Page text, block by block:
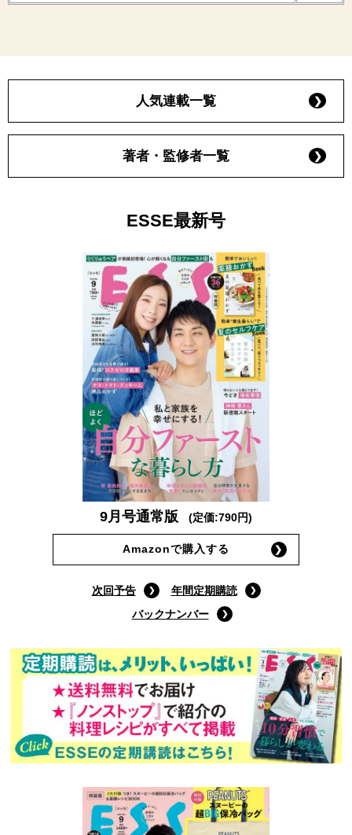
人気連載一覧
著者・監修者一覧
ESSE最新号
9月号通常版 (定価:790円)
Amazonで購入する
次回予告
年間定期購読
バックナンバー